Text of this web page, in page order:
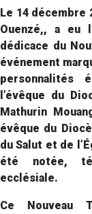
Le 14 décembre
Ouenzé,, a eu
dédicace du
événement
personnalités
l’évêque du
Mathurin
évêque du
du Salut et de
été notée,
ecclésiale.
Ce Nouveau